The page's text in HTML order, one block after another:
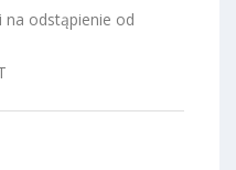
odstąpienie od